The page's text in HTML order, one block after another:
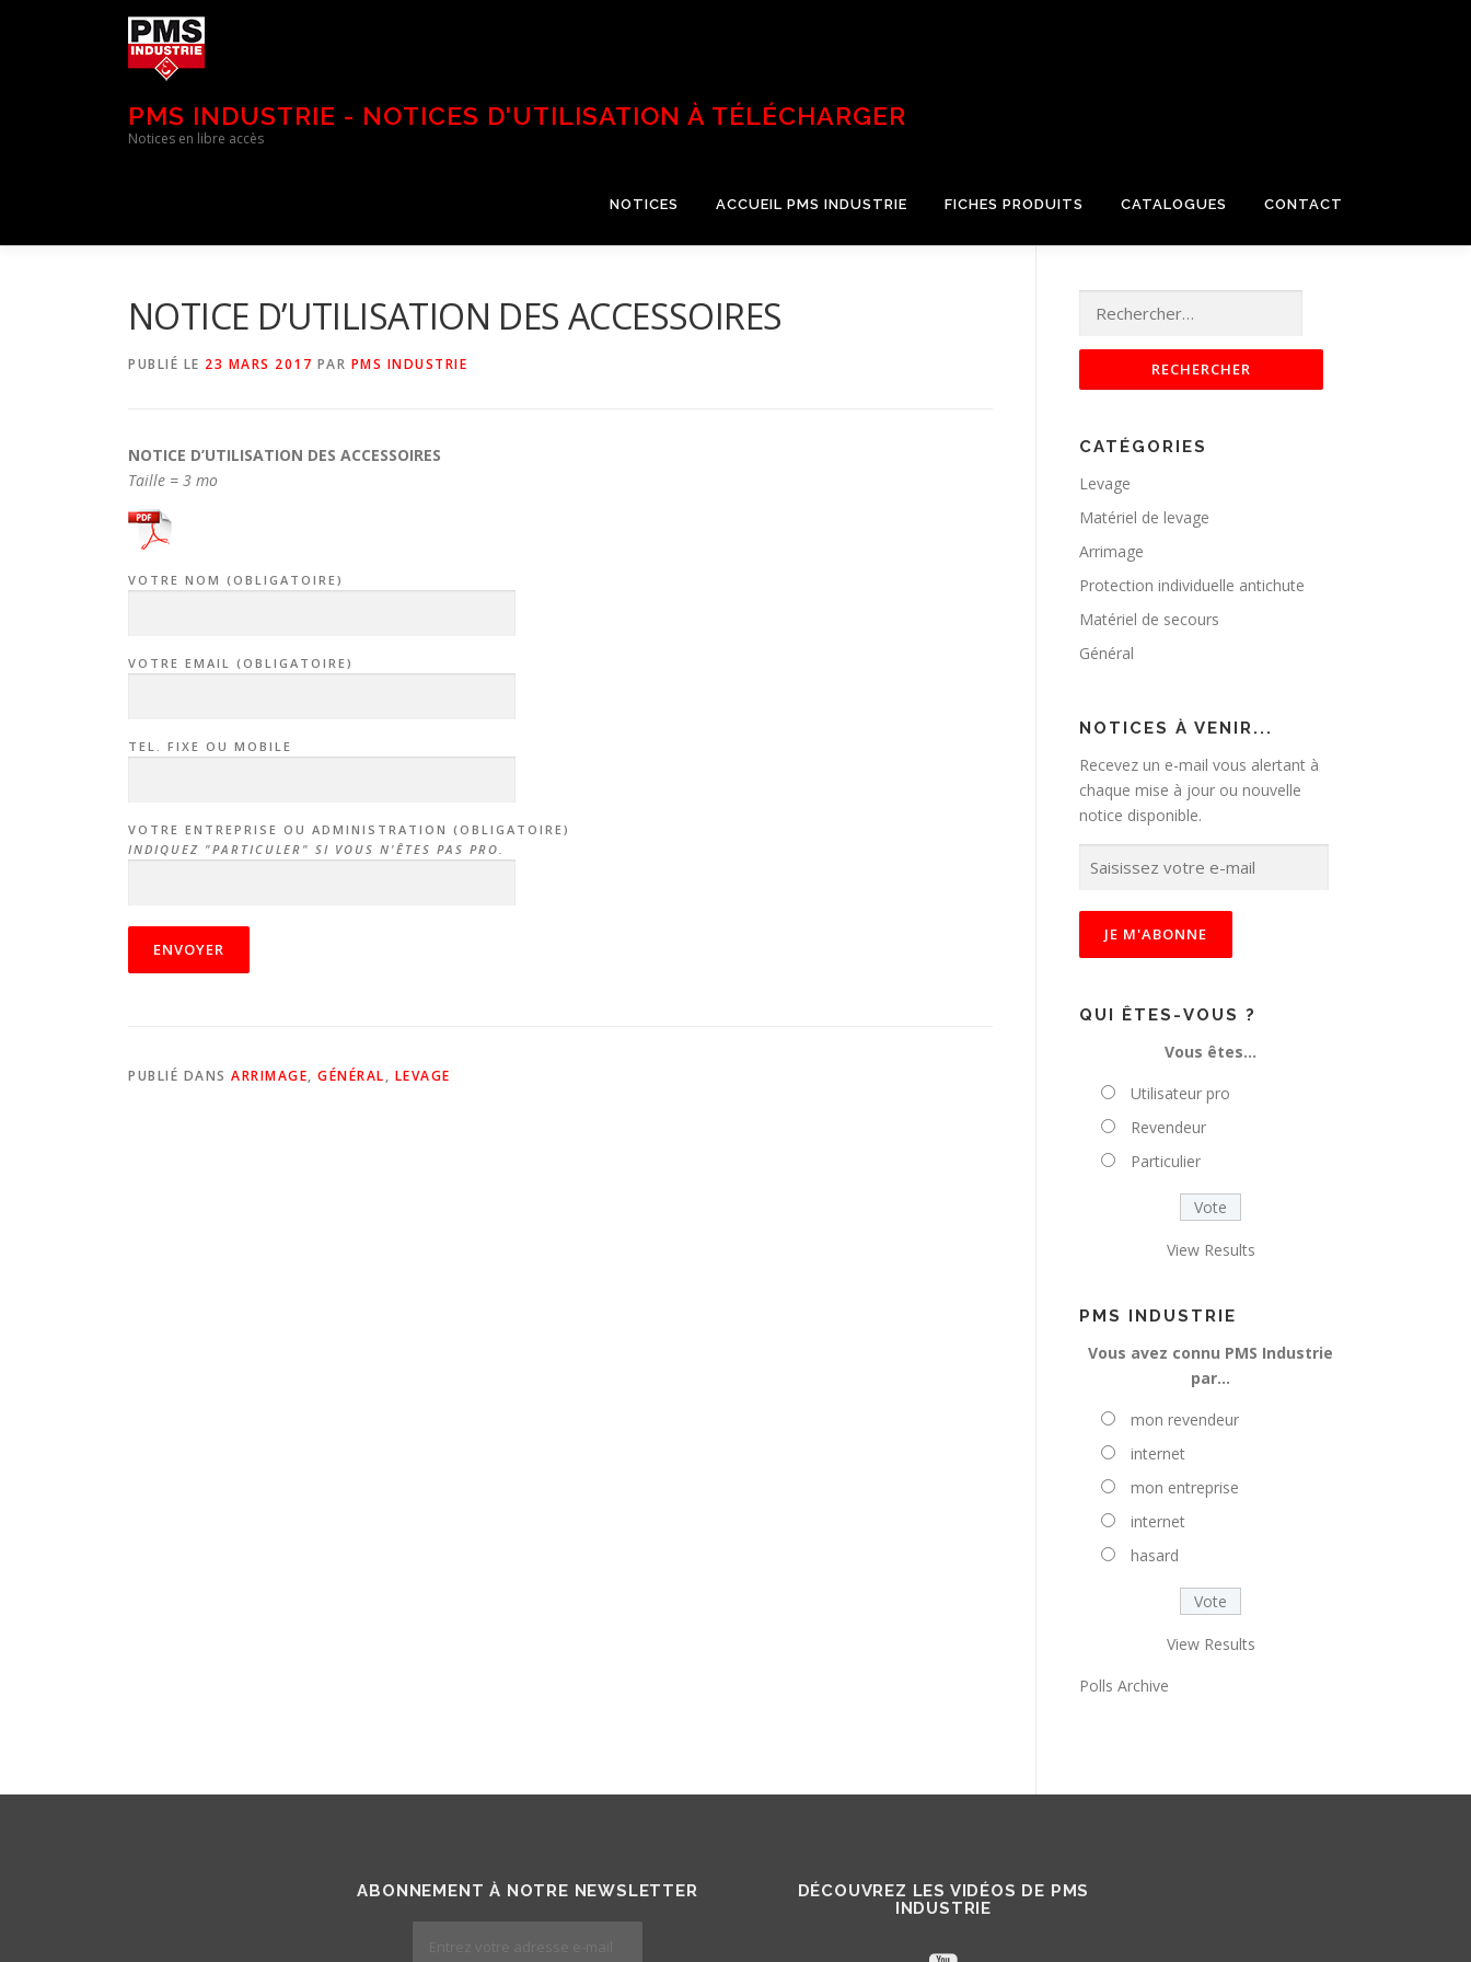
PMS INDUSTRIE - NOTICES D'UTILISATION À TÉLÉCHARGER
Notices en libre accès
NOTICES ACCUEIL PMS INDUSTRIE FICHES PRODUITS CATALOGUES CONTACT
NOTICE D’UTILISATION DES ACCESSOIRES
PUBLIÉ LE 23 MARS 2017 PAR PMS INDUSTRIE
NOTICE D’UTILISATION DES ACCESSOIRES
Taille = 3 mo
VOTRE NOM (OBLIGATOIRE)
VOTRE EMAIL (OBLIGATOIRE)
TEL. FIXE OU MOBILE
VOTRE ENTREPRISE OU ADMINISTRATION (OBLIGATOIRE)
INDIQUEZ "PARTICULER" SI VOUS N'ÊTES PAS PRO.
PUBLIÉ DANS ARRIMAGE, GÉNÉRAL, LEVAGE
CATÉGORIES
Levage
Matériel de levage
Arrimage
Protection individuelle antichute
Matériel de secours
Général
NOTICES À VENIR...
Recevez un e-mail vous alertant à
chaque mise à jour ou nouvelle
notice disponible.
i
i
s
i
QUI ÊTES-VOUS ?
Vous êtes…
Utilisateur pro
Revendeur
Particulier
View Results
PMS INDUSTRIE
Vous avez connu PMS Industrie
par…
mon revendeur
internet
mon entreprise
internet
hasard
View Results
Polls Archive
ABONNEMENT À NOTRE NEWSLETTER
DÉCOUVREZ LES VIDÉOS DE PMS
INDUSTRIE